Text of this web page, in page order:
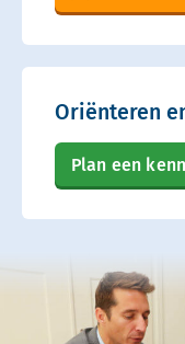
Oriënteren
Plan een